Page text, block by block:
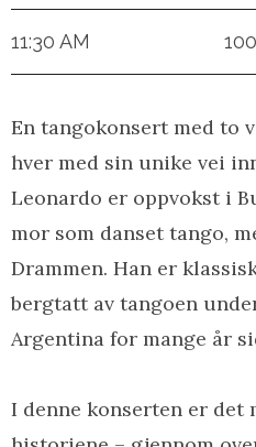
11:30 AM
En tangokonsert med to
hver med sin unike vei
Leonardo er oppvokst i
mor som danset tango,
Drammen. Han er
bergtatt av tangoen
Argentina for mange år
I denne konserten er